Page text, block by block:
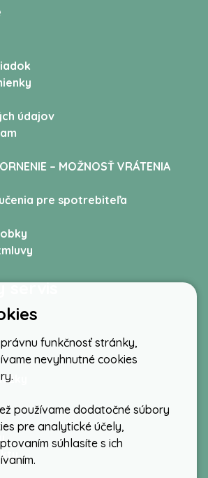
údajov
– MOŽNOSŤ VRÁTENIA
pre spotrebiteľa
servis
funkčnosť stránky,
nevyhnutné cookies
používame dodatočné súbory
pre analytické účely,
súhlasíte s ich